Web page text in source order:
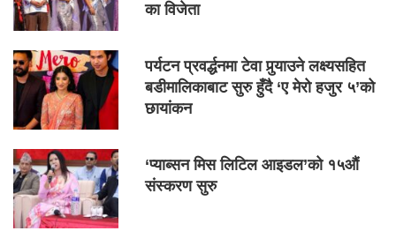
का विजेता
पर्यटन प्रवर्द्धनमा टेवा पुर्‍याउने लक्ष्यसहित
बडीमालिकाबाट सुरु हुँदै ‘ए मेरो हजुर ५’को
छायांकन
‘प्याब्सन मिस लिटिल आइडल’को १५औं
संस्करण सुरु